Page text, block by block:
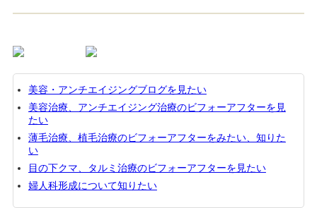
美容・アンチエイジングブログを見たい
美容治療、アンチエイジング治療のビフォーアフターを見
たい
薄毛治療、植毛治療のビフォーアフターをみたい、知りた
い
目の下クマ、タルミ治療のビフォーアフターを見たい
婦人科形成について知りたい